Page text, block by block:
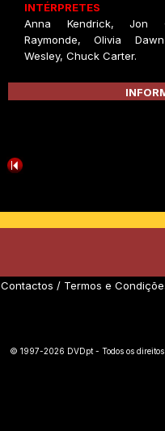
INTÉRPRETES
Anna Kendrick, Jon
Raymonde, Olivia
Wesley, Chuck Carter.
Contactos / Termos e
© 1997-2026 DVDpt - Todos os direitos